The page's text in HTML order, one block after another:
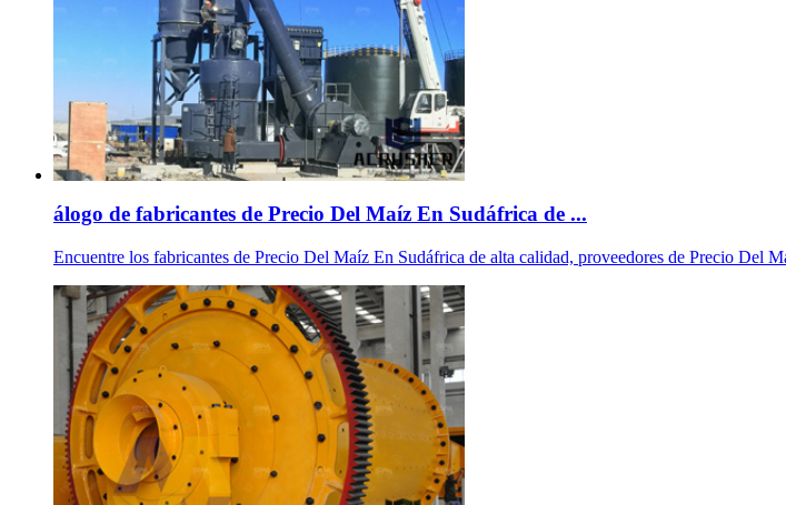
álogo de fabricantes de Precio Del Maíz En Sudáfrica de ...
Encuentre los fabricantes de Precio Del Maíz En Sudáfrica de alta calidad, proveedores de Precio